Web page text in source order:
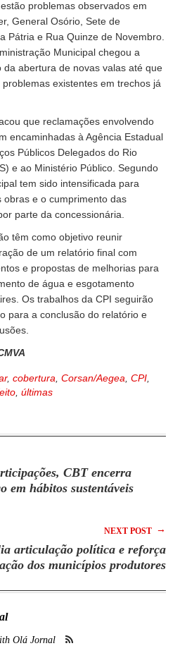
problemas observados em
General Osório, Sete de
Pátria e Rua Quinze de Novembro.
Municipal chegou a
abertura de novas valas até que
existentes em trechos já
que reclamações envolvendo
encaminhadas à Agência Estadual
Públicos Delegados do Rio
e ao Ministério Público. Segundo
tem sido intensificada para
e o cumprimento das
parte da concessionária.
têm como objetivo reunir
de um relatório final com
e propostas de melhorias para
de água e esgotamento
Os trabalhos da CPI seguirão
para a conclusão do relatório e
, cobertura, Corsan/Aegea, CPI,
, últimas
CBT encerra
em hábitos sustentáveis
NEXT POST →
articulação política e reforça
dos municípios produtores
Olá Jornal